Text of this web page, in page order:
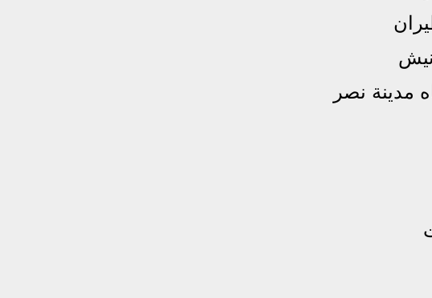
مدينة نصر